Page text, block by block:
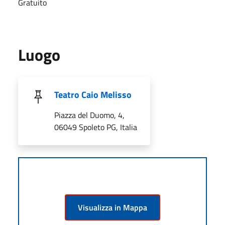
Luogo
Teatro Caio Melisso
Piazza del Duomo, 4,
06049 Spoleto PG, Italia
Visualizza in Mappa